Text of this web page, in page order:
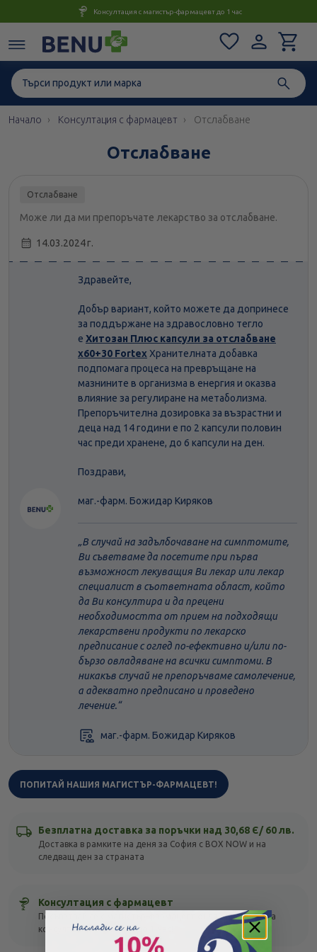
Консултация с магистър-фармацевт до 1 час
Начало Консултация с фармацевт Отслабване
Отслабване
Отслабване
Може ли да ми препоръчате лекарство за отслабване.
14.03.2024 г.
Здравейте,
Добър вариант, който можете да допринесе
за поддържане на здравословно тегло
е Хитозан Плюс капсули за отслабване
х60+30 FortexХранителната добавка
подпомага процеса на превръщане на
мазнините в организма в енергия и оказва
влияние за регулиране на метаболизма.
Препоръчителна дозировка за възрастни и
деца над 14 години е по 2 капсули половин
час преди хранене, до 6 капсули на ден.
Поздрави,
маг.-фарм. Божидар Киряков
В случай на задълбочаване на симптомите,
Ви съветваме да посетите при първа
възможност лекуващия Ви лекар или лекар
специалист в съответната област, който
да Ви консултира и да прецени
необходимостта от прием на подходящи
лекарствени продукти по лекарско
предписание с оглед по-ефективно и/или по-
бързо овладяване на всички симптоми. В
никакъв случай не препоръчваме самолечение,
а адекватно предписано и проведено
лечение.
маг.-фарм. Божидар Киряков
ПОПИТАЙ НАШИЯ МАГИСТЪР-ФАРМАЦЕВТ!
Безплатна доставка за поръчки над 30,68 Є/ 60 лв.
Доставка в рамките на деня за София с BOX NOW и на
следващ ден за страната
Консултация с фармацевт
Посъветвай се с магистър-фармацевт онлайн! Безплатна
консултация с отговор до 1 час!